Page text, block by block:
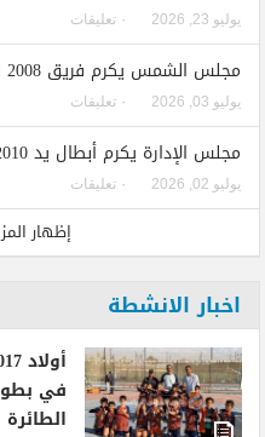
يوليو 23, 2026 ٠ تعليقات
مجلس الشمس يكرم فريق 2008 لكرة اليد بعد فضية كأس مصر
يوليو 03, 2026 ٠ تعليقات
مجلس الإدارة يكرم أبطال يد 2010 بعد التتويج ببرونزية الجمهورية
يوليو 02, 2026 ٠ تعليقات
إظهار
اخبار الانشطة
في
الطائرة